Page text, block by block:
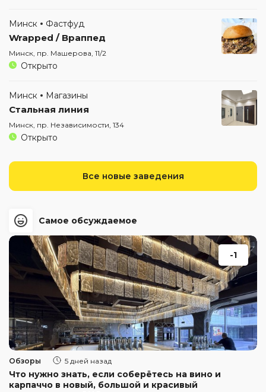
Минск Фастфуд
Wrapped / Враппед
Минск, пр. Машерова, 11/2
Открыто
Минск Магазины
Стальная линия
Минск, пр. Независимости, 134
Открыто
Все новые заведения
Самое обсуждаемое
-1
Обзоры 5 дней назад
Что нужно знать, если соберётесь на вино и
карпаччо в новый, большой и красивый